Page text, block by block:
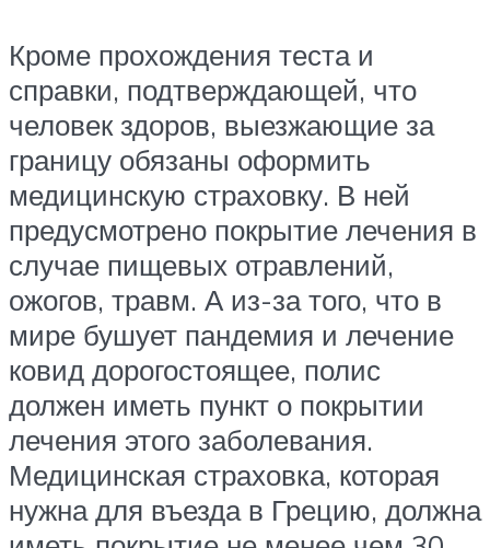
Кроме прохождения теста и
справки, подтверждающей, что
человек здоров, выезжающие за
границу обязаны оформить
медицинскую страховку. В ней
предусмотрено покрытие лечения в
случае пищевых отравлений,
ожогов, травм. А из-за того, что в
мире бушует пандемия и лечение
ковид дорогостоящее, полис
должен иметь пункт о покрытии
лечения этого заболевания.
Медицинская страховка, которая
нужна для въезда в Грецию, должна